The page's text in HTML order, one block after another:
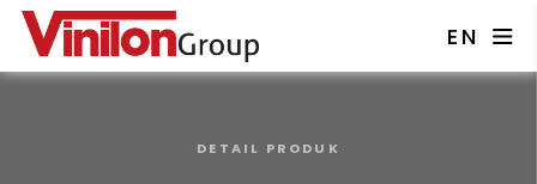
EN
DETAIL PRODUK